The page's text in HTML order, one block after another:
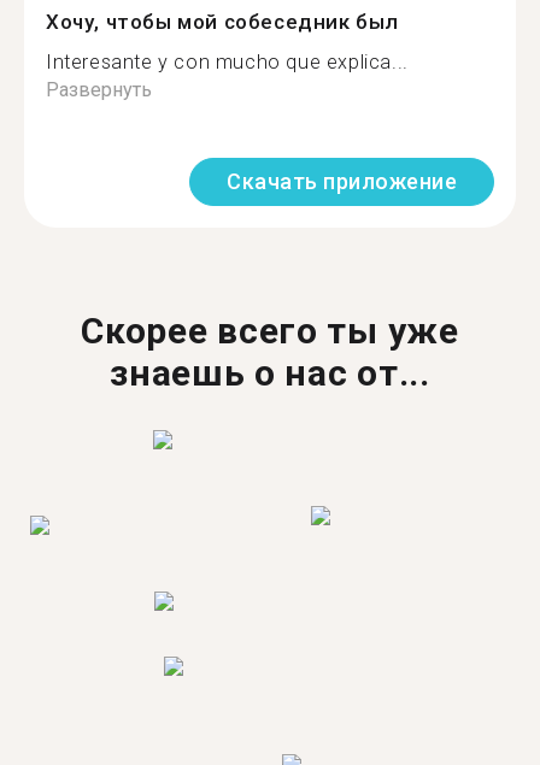
Хочу, чтобы мой собеседник был
Interesante y con mucho que explica...
Развернуть
Скачать приложение
Скорее всего ты уже
знаешь о нас от...